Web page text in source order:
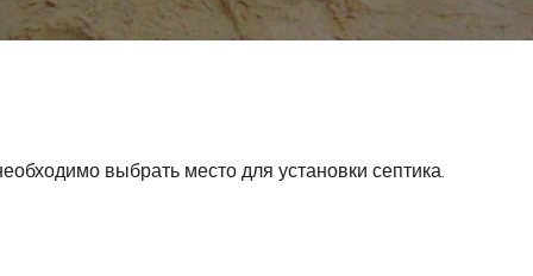
выбрать место для установки септика.